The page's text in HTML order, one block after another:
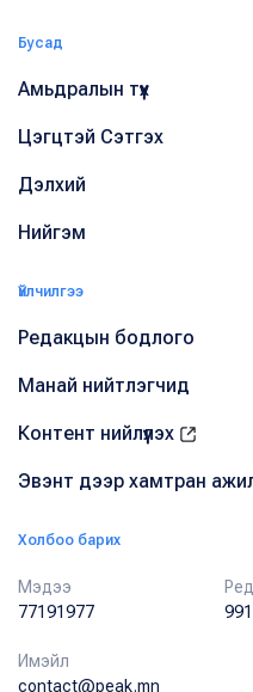
Бусад
Амьдралын түүх
Цэгцтэй Сэтгэх
Дэлхий
Нийгэм
Үйлчилгээ
Редакцын бодлого
Манай нийтлэгчид
Контент нийлүүлэх
Эвэнт дээр хамтран
Холбоо барих
Мэдээ
77191977
Имэйл
contact@peak.mn